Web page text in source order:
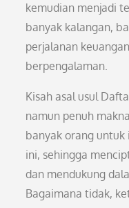
kemudian menjadi
banyak kalangan,
perjalanan
berpengalaman.
Kisah asal usul
namun penuh
banyak orang
ini, sehingga
dan mendukung
Bagaimana tidak,